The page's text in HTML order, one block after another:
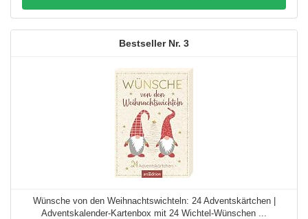
3
Wünsche von den Weihnachtswichteln: 24 Adventskärtchen |
Adventskalender-Kartenbox mit 24 Wichtel-Wünschen ...